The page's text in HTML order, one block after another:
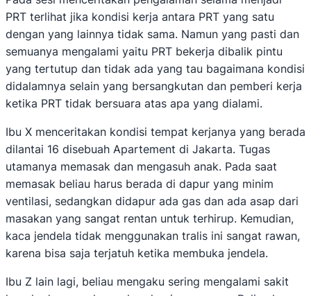
PRT terlihat jika kondisi kerja antara PRT yang satu
dengan yang lainnya tidak sama. Namun yang pasti dan
semuanya mengalami yaitu PRT bekerja dibalik pintu
yang tertutup dan tidak ada yang tau bagaimana kondisi
didalamnya selain yang bersangkutan dan pemberi kerja
ketika PRT tidak bersuara atas apa yang dialami.
Ibu X menceritakan kondisi tempat kerjanya yang berada
dilantai 16 disebuah Apartement di Jakarta. Tugas
utamanya memasak dan mengasuh anak. Pada saat
memasak beliau harus berada di dapur yang minim
ventilasi, sedangkan didapur ada gas dan ada asap dari
masakan yang sangat rentan untuk terhirup. Kemudian,
kaca jendela tidak menggunakan tralis ini sangat rawan,
karena bisa saja terjatuh ketika membuka jendela.
Ibu Z lain lagi, beliau mengaku sering mengalami sakit